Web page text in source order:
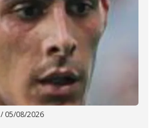
/ 05/08/2026